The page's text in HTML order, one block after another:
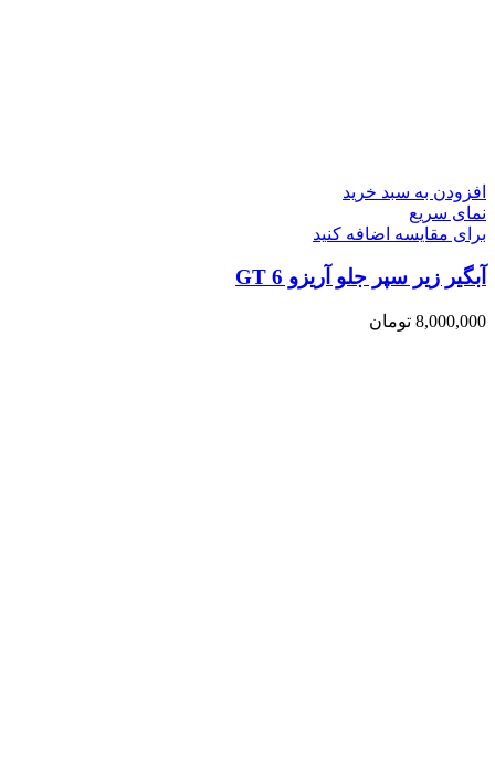
افزودن به سبد خرید
نمای سریع
برای مقایسه اضافه کنید
آبگیر زیر سپر جلو آریزو 6 GT
8,000,000 تومان